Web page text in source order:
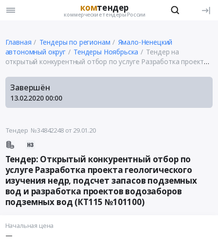
комтендер
коммерческие тендеры России
Главная Тендеры по регионам
Ямало-Ненецкий
автономный округ
Тендеры Ноябрьска
Тендер на
открытый конкурентный отбор по услуге Разработка проекта
вод и разработка проектов водозаборов подземных вод
(КТ115 №101100)
Завершён
13.02.2020 00:00
Тендер №34842248от 29.01.20
Тендер: Открытый конкурентный отбор по
услуге Разработка проекта геологического
изучения недр, подсчет запасов подземных
вод и разработка проектов водозаборов
подземных вод (КТ115 №101100)
Начальная цена
—